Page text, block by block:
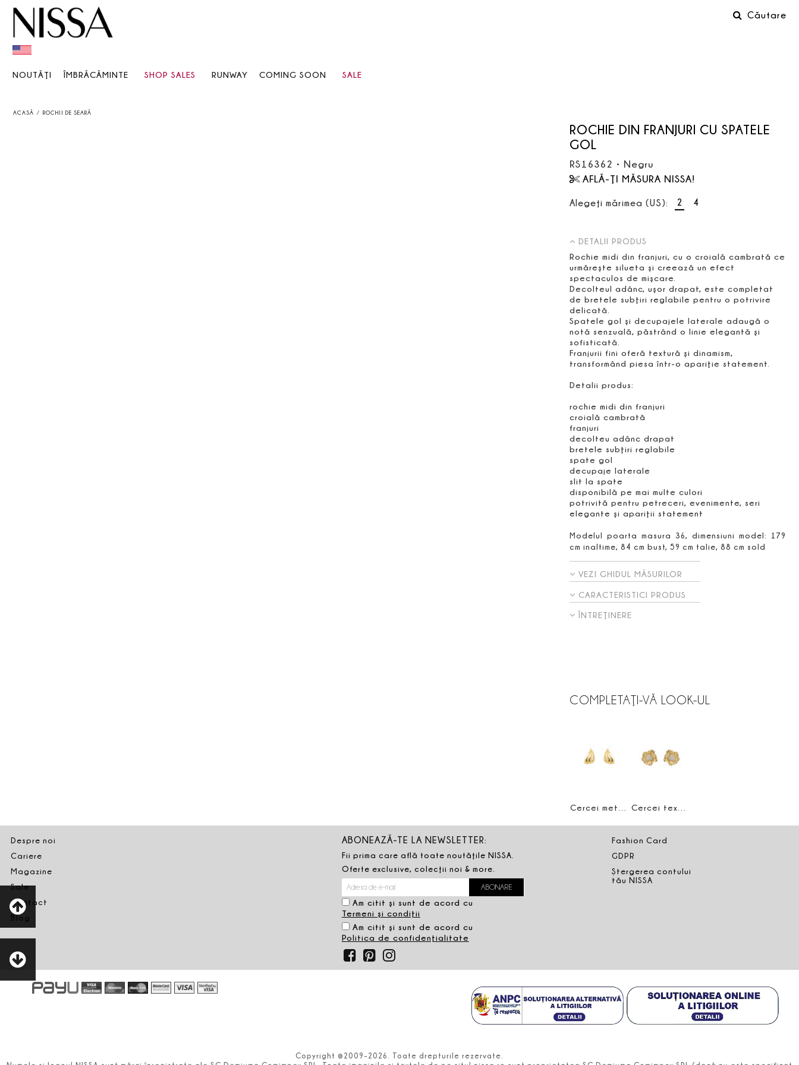
Căutare
NOUTĂŢI ÎMBRĂCĂMINTE SHOP SALES RUNWAY COMING SOON SALE
ACASĂ ROCHII DE SEARĂ
ROCHIE DIN FRANJURI CU SPATELE
GOL
RS16362 • Negru
AFLĂ-ŢI MĂSURA NISSA!
Alegeţi mărimea (US): 2 4
DETALII PRODUS
Rochie midi din franjuri, cu o croială cambrată ce
urmăreşte silueta şi creează un efect
spectaculos de mişcare.
Decolteul adânc, uşor drapat, este completat
de bretele subţiri reglabile pentru o potrivire
delicată.
Spatele gol şi decupajele laterale adaugă o
notă senzuală, păstrând o linie elegantă şi
sofisticată.
Franjurii fini oferă textură şi dinamism,
transformând piesa într-o apariţie statement.
Detalii produs:
rochie midi din franjuri
croială cambrată
franjuri
decolteu adânc drapat
bretele subţiri reglabile
spate gol
decupaje laterale
slit la spate
disponibilă pe mai multe culori
potrivită pentru petreceri, evenimente, seri
elegante şi apariţii statement
Modelul poarta masura 36, dimensiuni model: 179
cm inaltime, 84 cm bust, 59 cm talie, 88 cm sold
VEZI GHIDUL MĂSURILOR
CARACTERISTICI PRODUS
ÎNTREŢINERE
COMPLETAŢI-VĂ LOOK-UL
Despre noi
Cariere
Magazine
Sale
Contact
Blog
ABONEAZĂ-TE LA NEWSLETTER:
Fii prima care află toate noutăţile NISSA.
Oferte exclusive, colecţii noi & more.
Am citit şi sunt de acord cu
Termeni şi condiţii
Am citit şi sunt de acord cu
Politica de confidenţialitate
Fashion Card
GDPR
Ștergerea contului
tău NISSA
Copyright ©2009-2026. Toate drepturile rezervate.